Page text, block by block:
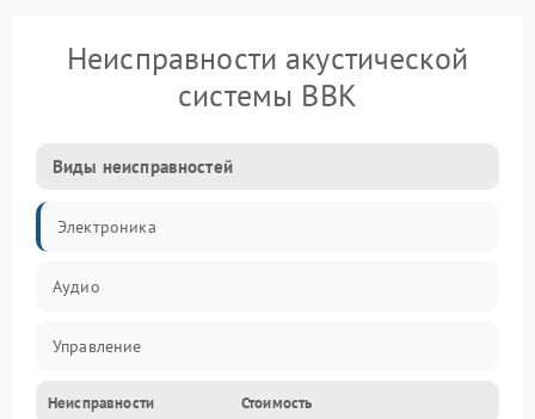
Неисправности акустической
системы BBK
Виды неисправностей
Электроника
Аудио
Управление
Электропитание
Неисправности Стоимость